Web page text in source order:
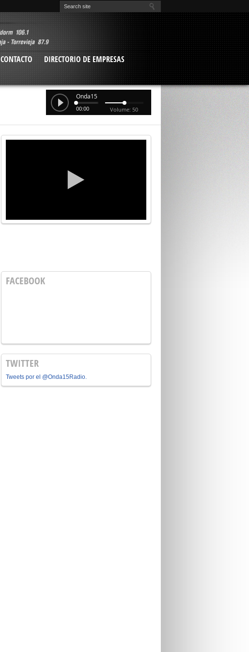
CONTACTO
DIRECTORIO DE EMPRESAS
Onda15
00:00 Volume: 50
FACEBOOK
TWITTER
Tweets por el @Onda15Radio.